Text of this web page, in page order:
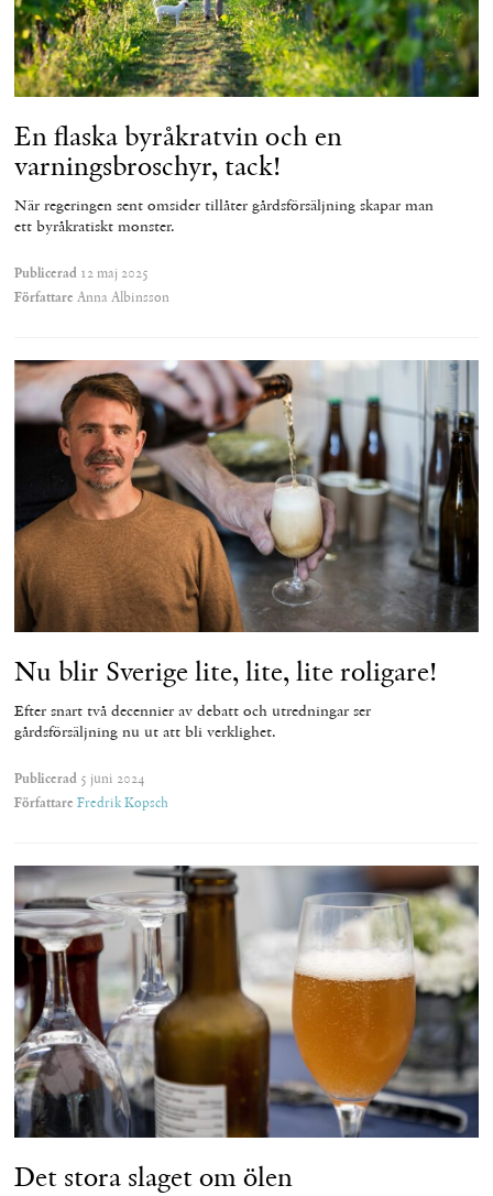
En flaska byråkratvin och en
varnings­broschyr, tack!
När regeringen sent omsider tillåter gårdsförsäljning skapar man
ett byråkratiskt monster.
Publicerad 12 maj 2025
Författare Anna Albinsson
Nu blir Sverige lite, lite, lite roligare!
Efter snart två decennier av debatt och utredningar ser
gårdsförsäljning nu ut att bli verklighet.
Publicerad 5 juni 2024
Författare Fredrik Kopsch
Det stora slaget om ölen